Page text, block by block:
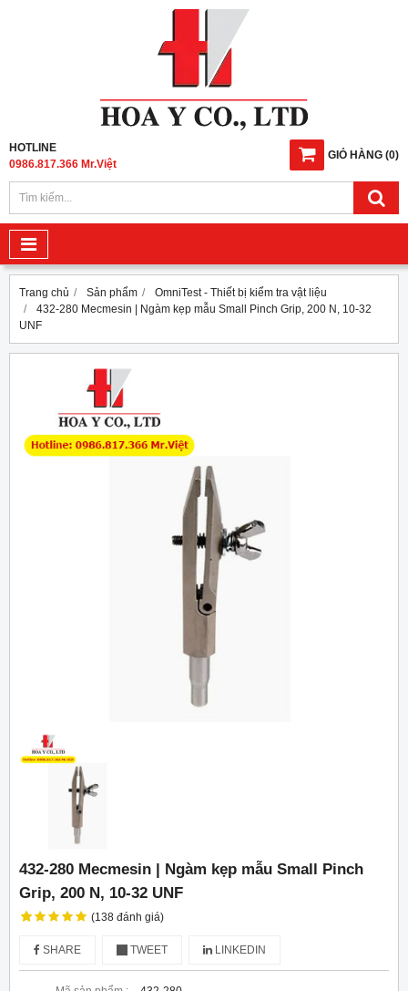
GIỎ HÀNG (0)
HOTLINE
0986.817.366 Mr.Việt
Trang chủ Sản phẩm
OmniTest - Thiết bị kiểm tra vật liệu
432-280 Mecmesin | Ngàm kẹp mẫu Small Pinch Grip, 200 N, 10-32
UNF
432-280 Mecmesin | Ngàm kẹp mẫu Small Pinch
Grip, 200 N, 10-32 UNF
(138 đánh giá)
SHARE TWEET LINKEDIN